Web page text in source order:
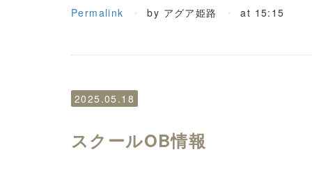
Permalink by アグア姫路 at 15:15
2025.05.18
スクールOB情報